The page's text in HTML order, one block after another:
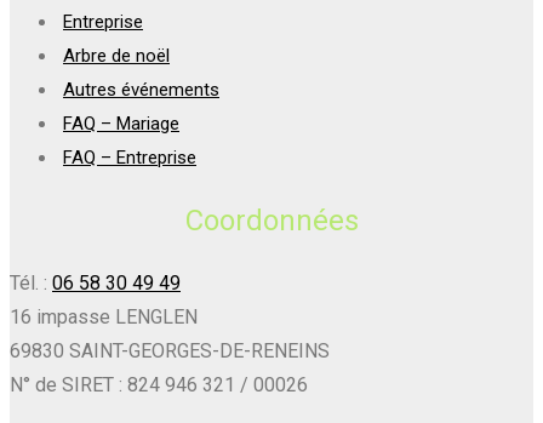
Entreprise
Arbre de noël
Autres événements
FAQ – Mariage
FAQ – Entreprise
Coordonnées
Tél. : 06 58 30 49 49
16 impasse LENGLEN
69830 SAINT-GEORGES-DE-RENEINS
N° de SIRET : 824 946 321 / 00026